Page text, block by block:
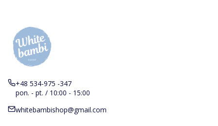
+48 534-975 -347
pon. - pt. / 10:00 - 15:00
whitebambishop@gmail.com